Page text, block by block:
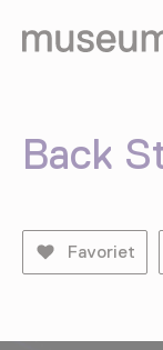
Back
Favoriet